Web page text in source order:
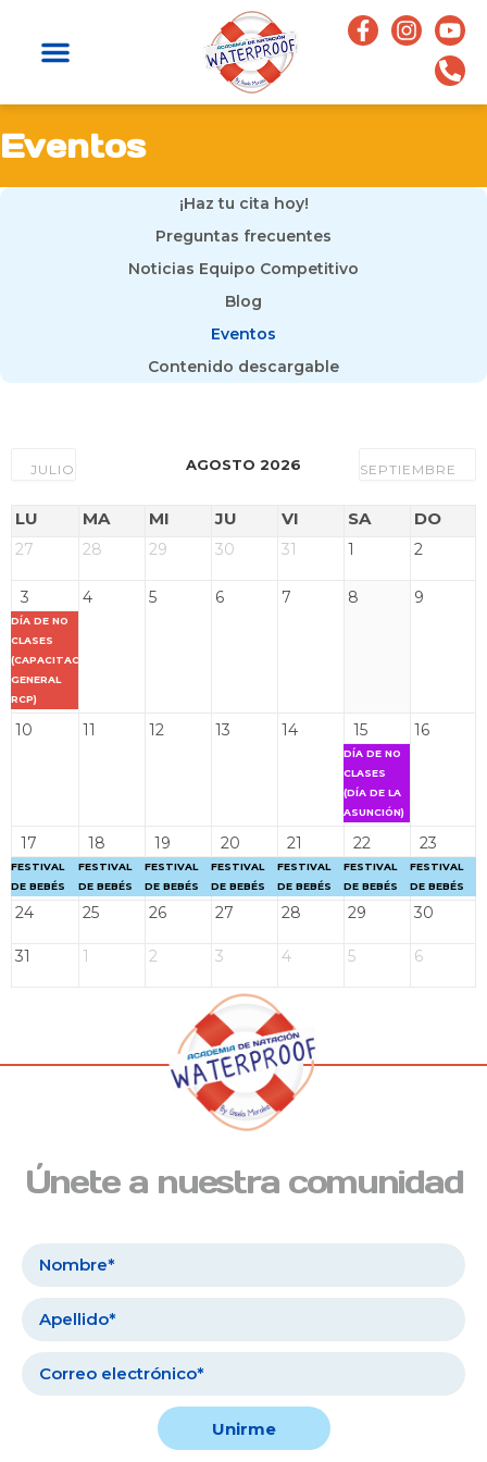
Eventos
¡Haz tu cita hoy!
Preguntas frecuentes
Noticias Equipo Competitivo
Blog
Eventos
Contenido descargable
JULIO AGOSTO 2026 SEPTIEMBRE
LU MA MI JU VI SA DO
27 28 29 30 31 1 2
3
DÍA DE NO
CLASES
(CAPACITACIÓN
GENERAL
RCP)
4 5 6 7 8 9
10 11 12 13 14 15
DÍA DE NO
CLASES
(DÍA DE LA
ASUNCIÓN)
16
17
FESTIVAL
DE BEBÉS
18
FESTIVAL
DE BEBÉS
19
FESTIVAL
DE BEBÉS
20
FESTIVAL
DE BEBÉS
21
FESTIVAL
DE BEBÉS
22
FESTIVAL
DE BEBÉS
23
FESTIVAL
DE BEBÉS
24 25 26 27 28 29 30
31 1 2 3 4 5 6
Únete a nuestra comunidad
Unirme